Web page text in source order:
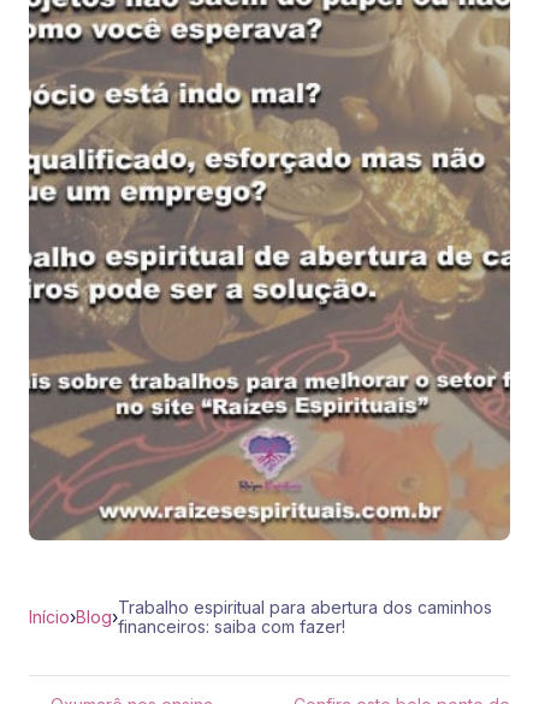
Início›Blog›Trabalho espiritual para abertura dos caminhos
financeiros: saiba com fazer!